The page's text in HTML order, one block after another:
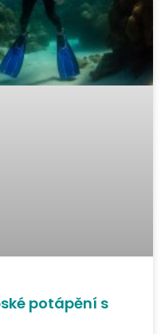
potápění s